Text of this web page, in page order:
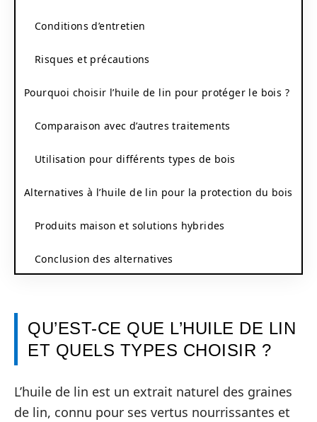
Conditions d’entretien
Risques et précautions
Pourquoi choisir l’huile de lin pour protéger le bois ?
Comparaison avec d’autres traitements
Utilisation pour différents types de bois
Alternatives à l’huile de lin pour la protection du bois
Produits maison et solutions hybrides
Conclusion des alternatives
QU’EST-CE QUE L’HUILE DE LIN
ET QUELS TYPES CHOISIR ?
L’huile de lin est un extrait naturel des graines
de lin, connu pour ses vertus nourrissantes et